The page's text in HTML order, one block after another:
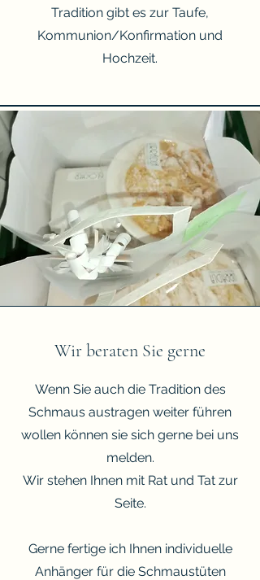
Tradition gibt es zur Taufe,
Kommunion/Konfirmation und
Hochzeit.
Wir beraten Sie gerne
Wenn Sie auch die Tradition des
Schmaus austragen weiter führen
wollen können sie sich gerne bei uns
melden.
Wir stehen Ihnen mit Rat und Tat zur
Seite.
Gerne fertige ich Ihnen individuelle
Anhänger für die Schmaustüten